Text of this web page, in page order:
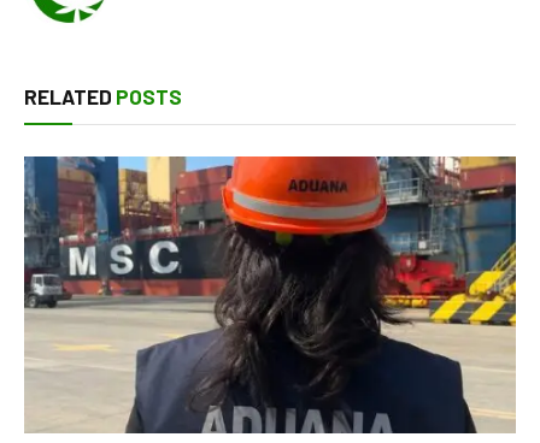
RELATED POSTS